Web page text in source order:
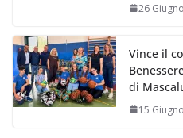
26
Vince il
di
15